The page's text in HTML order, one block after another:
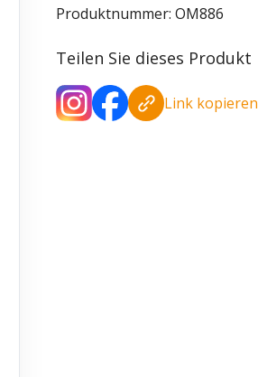
Produktnummer: OM886
Teilen Sie dieses Produkt
Link kopieren